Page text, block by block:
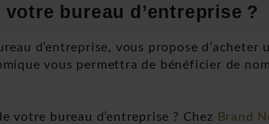
bureau d’entreprise ?
d’entreprise, vous propose d’acheter
vous permettra de bénéficier de
votre bureau d’entreprise ? Chez Brand